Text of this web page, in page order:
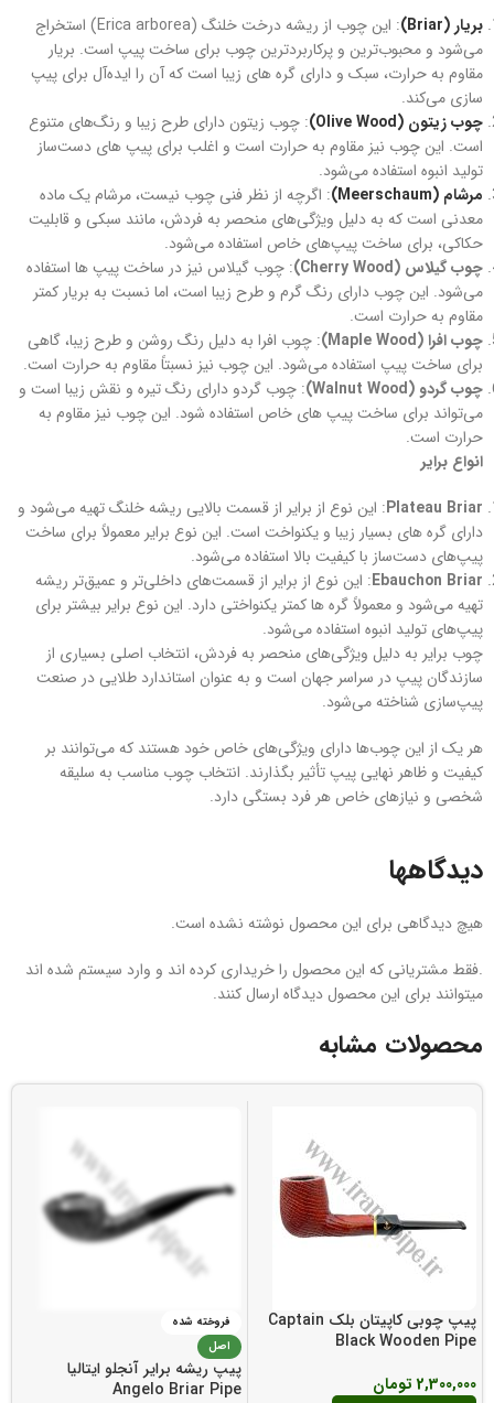
بریار (Briar)
: این چوب از ریشه درخت خلنگ (Erica arborea) استخراج
می‌شود و محبوب‌ترین و پرکاربردترین چوب برای ساخت پیپ است. بریار
مقاوم به حرارت، سبک و دارای گره های زیبا است که آن را ایده‌آل برای پیپ‌
سازی می‌کند.
چوب زیتون (Olive Wood)
: چوب زیتون دارای طرح زیبا و رنگ‌های متنوع
است. این چوب نیز مقاوم به حرارت است و اغلب برای پیپ‌ های دست‌ساز
تولید انبوه استفاده می‌شود.
مرشام (Meerschaum)
: اگرچه از نظر فنی چوب نیست، مرشام یک ماده
معدنی است که به دلیل ویژگی‌های منحصر به فردش، مانند سبکی و قابلیت
حکاکی، برای ساخت پیپ‌های خاص استفاده می‌شود.
چوب گیلاس (Cherry Wood)
: چوب گیلاس نیز در ساخت پیپ‌ ها استفاده
می‌شود. این چوب دارای رنگ گرم و طرح زیبا است، اما نسبت به بریار کمتر
مقاوم به حرارت است.
چوب افرا (Maple Wood)
: چوب افرا به دلیل رنگ روشن و طرح زیبا، گاهی
برای ساخت پیپ استفاده می‌شود. این چوب نیز نسبتاً مقاوم به حرارت است.
چوب گردو (Walnut Wood)
: چوب گردو دارای رنگ تیره و نقش زیبا است و
می‌تواند برای ساخت پیپ‌ های خاص استفاده شود. این چوب نیز مقاوم به
حرارت است.
انواع برایر
Plateau Briar: این نوع از برایر از قسمت بالایی ریشه خلنگ تهیه می‌شود و
دارای گره های بسیار زیبا و یکنواخت است. این نوع برایر معمولاً برای ساخت
پیپ‌های دست‌ساز با کیفیت بالا استفاده می‌شود.
Ebauchon Briar: این نوع از برایر از قسمت‌های داخلی‌تر و عمیق‌تر ریشه
تهیه می‌شود و معمولاً گره ها کمتر یکنواختی دارد. این نوع برایر بیشتر برای
پیپ‌های تولید انبوه استفاده می‌شود.
چوب برایر به دلیل ویژگی‌های منحصر به فردش، انتخاب اصلی بسیاری از
سازندگان پیپ در سراسر جهان است و به عنوان استاندارد طلایی در صنعت
پیپ‌سازی شناخته می‌شود.
هر یک از این چوب‌ها دارای ویژگی‌های خاص خود هستند که می‌توانند بر
کیفیت و ظاهر نهایی پیپ تأثیر بگذارند. انتخاب چوب مناسب به سلیقه
شخصی و نیازهای خاص هر فرد بستگی دارد.
دیدگاهها
هیچ دیدگاهی برای این محصول نوشته نشده است.
.فقط مشتریانی که این محصول را خریداری کرده اند و وارد سیستم شده اند
میتوانند برای این محصول دیدگاه ارسال کنند.
محصولات مشابه
پیپ چوبی کاپیتان بلک Captain
Black Wooden Pipe
2,300,000 تومان
فروخته شده
اصل
پیپ ریشه برایر آنجلو ایتالیا
Angelo Briar Pipe